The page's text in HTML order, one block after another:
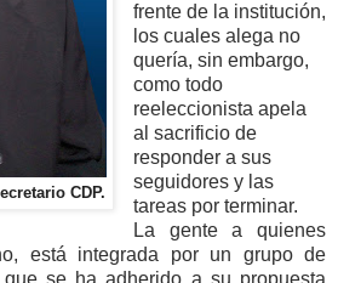
CDP.
frente de la institución,
los cuales alega no
quería, sin embargo,
como todo
reeleccionista apela
al sacrificio de
responder a sus
seguidores y las
tareas por terminar.
La gente a quienes
está integrada por un grupo de